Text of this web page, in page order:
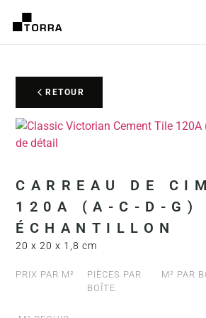
RETOUR
CARREAU DE
120A (A-C-D-G)
ÉCHANTILLON
20 x 20 x 1,8 cm
PRIX PAR M²
PIÈCES PAR
BOÎTE
M² PAR